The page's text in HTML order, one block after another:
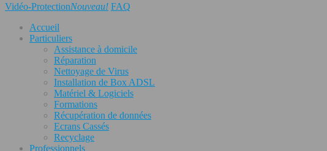
Vidéo-ProtectionNouveau! FAQ
Accueil
Particuliers
Assistance à domicile
Réparation
Nettoyage de Virus
Installation de Box ADSL
Matériel & Logiciels
Formations
Récupération de données
Ecrans Cassés
Recyclage
Professionnels